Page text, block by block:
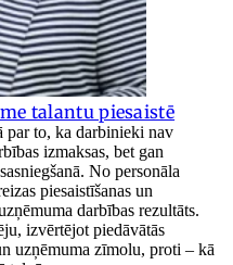
talantu piesaistē
par to, ka darbinieki nav
izmaksas, bet gan
No personāla
piesaistīšanas un
darbības rezultāts.
izvērtējot piedāvātās
uzņēmuma zīmolu, proti – kā